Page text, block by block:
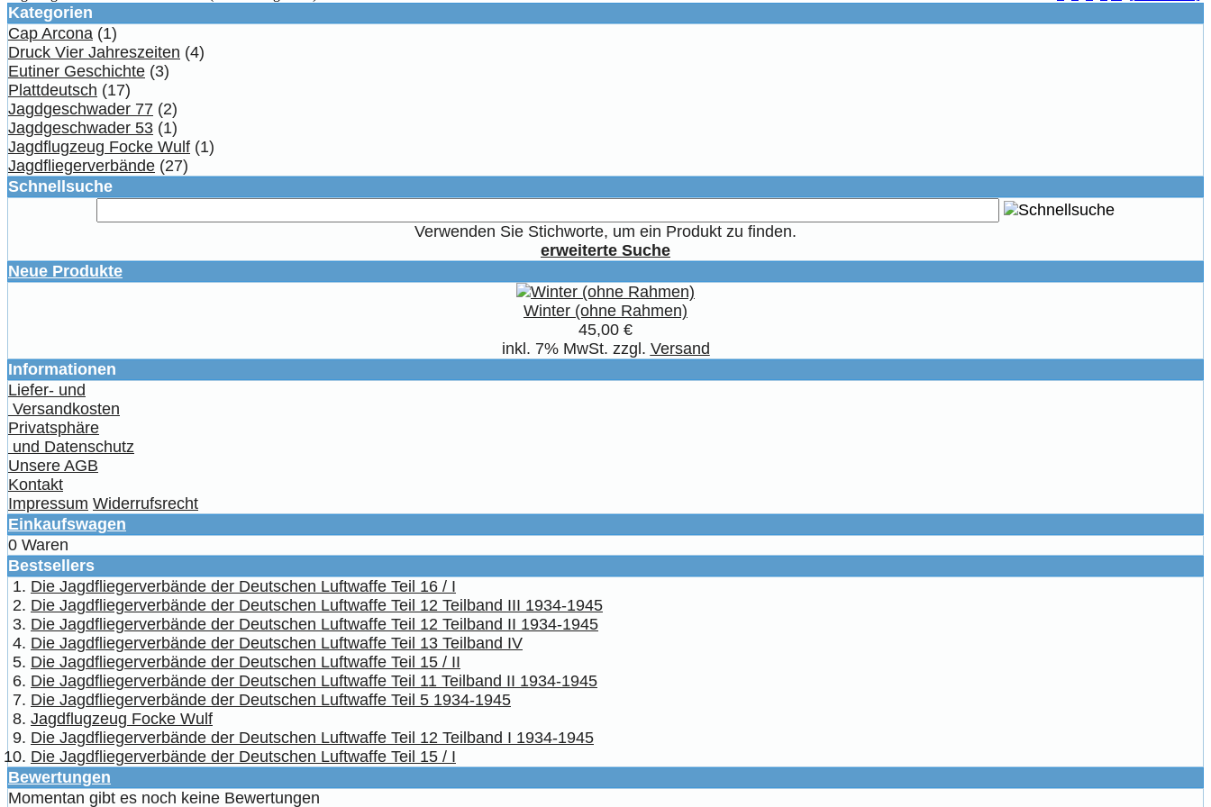
Kategorien
Cap Arcona (1)
Druck Vier Jahreszeiten (4)
Eutiner Geschichte (3)
Plattdeutsch (17)
Jagdgeschwader 77 (2)
Jagdgeschwader 53 (1)
Jagdflugzeug Focke Wulf (1)
Jagdfliegerverbände (27)
Schnellsuche
Verwenden Sie Stichworte, um ein Produkt zu finden.
erweiterte Suche
Neue Produkte
Winter (ohne Rahmen)
45,00 €
inkl. 7% MwSt. zzgl. Versand
Informationen
Liefer- und
Versandkosten
Privatsphäre
und Datenschutz
Unsere AGB
Kontakt
Impressum Widerrufsrecht
Einkaufswagen
0 Waren
Bestsellers
Die Jagdfliegerverbände der Deutschen Luftwaffe Teil 16 / I
Die Jagdfliegerverbände der Deutschen Luftwaffe Teil 12 Teilband III 1934-1945
Die Jagdfliegerverbände der Deutschen Luftwaffe Teil 12 Teilband II 1934-1945
Die Jagdfliegerverbände der Deutschen Luftwaffe Teil 13 Teilband IV
Die Jagdfliegerverbände der Deutschen Luftwaffe Teil 15 / II
Die Jagdfliegerverbände der Deutschen Luftwaffe Teil 11 Teilband II 1934-1945
Die Jagdfliegerverbände der Deutschen Luftwaffe Teil 5 1934-1945
Jagdflugzeug Focke Wulf
Die Jagdfliegerverbände der Deutschen Luftwaffe Teil 12 Teilband I 1934-1945
Die Jagdfliegerverbände der Deutschen Luftwaffe Teil 15 / I
Bewertungen
Momentan gibt es noch keine Bewertungen